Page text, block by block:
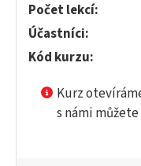
Počet lekcí:
Účastníci:
Kód kurzu:
Kurz
s námi